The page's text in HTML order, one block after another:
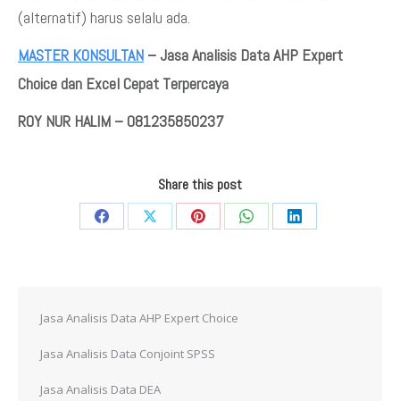
(alternatif) harus selalu ada.
MASTER KONSULTAN – Jasa Analisis Data AHP Expert
Choice dan Excel Cepat Terpercaya
ROY NUR HALIM – 081235850237
Share this post
Share
Share
Share
Share
Share
Jasa Analisis Data AHP Expert Choice
Jasa Analisis Data Conjoint SPSS
Jasa Analisis Data DEA